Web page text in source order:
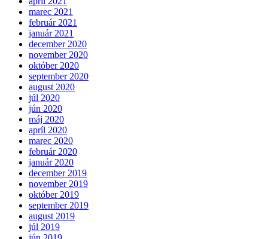
marec 2021
február 2021
január 2021
december 2020
november 2020
október 2020
september 2020
august 2020
júl 2020
jún 2020
máj 2020
apríl 2020
marec 2020
február 2020
január 2020
december 2019
november 2019
október 2019
september 2019
august 2019
júl 2019